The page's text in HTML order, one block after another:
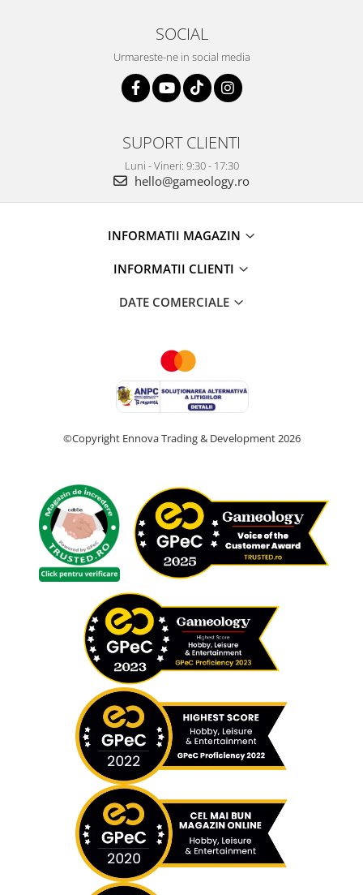
SOCIAL
Urmareste-ne in social media
SUPORT CLIENTI
Luni - Vineri: 9:30 - 17:30
hello@gameology.ro
INFORMATII MAGAZIN
INFORMATII CLIENTI
DATE COMERCIALE
©Copyright Ennova Trading & Development 2026